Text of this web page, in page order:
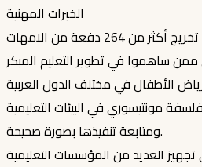
الخبرات المهنية
اسهمت د .نعمة محمد في تخريج أكثر من 264 دفعة من الامهات
ممن ساهموا في تطوير التعليم المبكر
الأطفال في مختلف الدول العربية
مونتيسوري في البيئات التعليمية
ومتابعة تنفيذها بصورة صحيحة.
العديد من المؤسسات التعليمية